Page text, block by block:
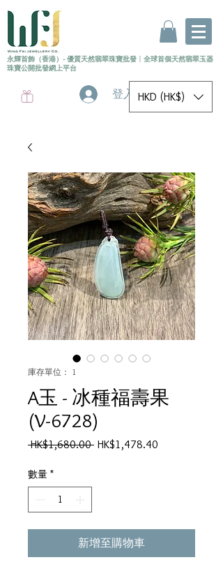
永輝首飾（香港）- 優質天然翡翠珠寶批發 〡 全球首個天然翡翠玉器
珠寶公開批發網上平台
登入 HKD (HK$)
庫存單位： 1
A玉 - 冰種福壽果
(V-6728)
HK$1,680.00 一HK$1,478.40
數量 *
新增至購物車